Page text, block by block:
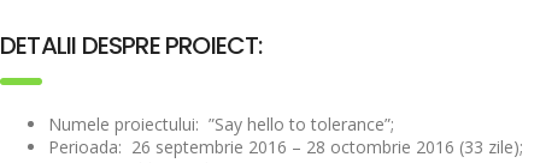
DETALII DESPRE PROIECT:
Numele proiectului: ”Say hello to tolerance”;
Perioada: 26 septembrie 2016 – 28 octombrie 2016 (33 zile);